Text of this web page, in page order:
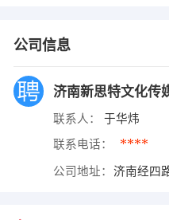
公司信息
济南新思特文化传
联系人： 于华炜
联系电话： ****
公司地址： 济南经四